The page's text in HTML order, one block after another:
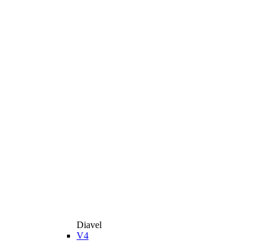
Diavel
V4